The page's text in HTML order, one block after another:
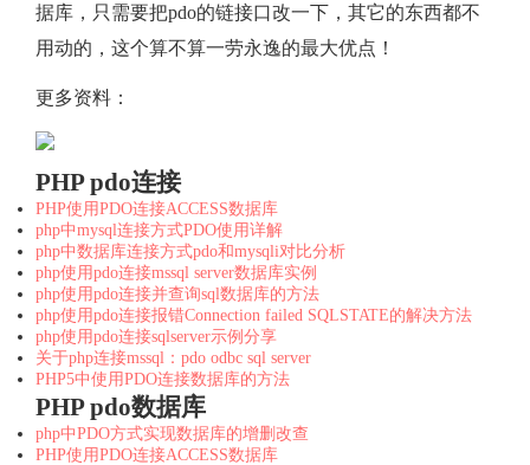
据库，只需要把pdo的链接口改一下，其它的东西都不
用动的，这个算不算一劳永逸的最大优点！
更多资料：
PHP pdo连接
PHP使用PDO连接ACCESS数据库
php中mysql连接方式PDO使用详解
php中数据库连接方式pdo和mysqli对比分析
php使用pdo连接mssql server数据库实例
php使用pdo连接并查询sql数据库的方法
php使用pdo连接报错Connection failed SQLSTATE的解决方法
php使用pdo连接sqlserver示例分享
关于php连接mssql：pdo odbc sql server
PHP5中使用PDO连接数据库的方法
PHP pdo数据库
php中PDO方式实现数据库的增删改查
PHP使用PDO连接ACCESS数据库